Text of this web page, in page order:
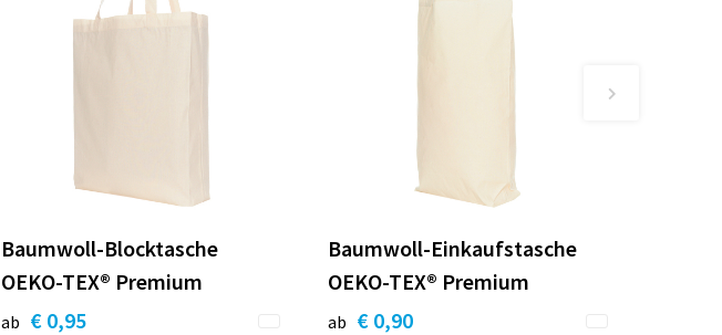
Baumwoll-Blocktasche
OEKO-TEX® Premium
ab € 0,95
Baumwoll-Einkaufstasche
OEKO-TEX® Premium
ab € 0,90